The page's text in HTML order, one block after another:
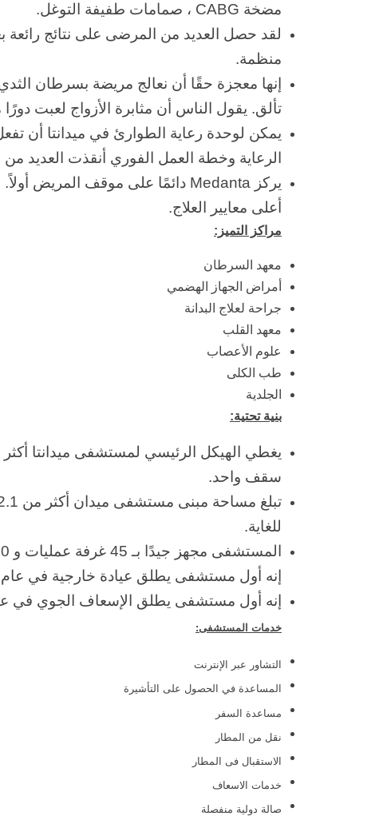
مضخة CABG ، صمامات طفيفة التوغل.
لقد حصل العديد من المرضى على نتائج رائعة
منظمة.
إنها معجزة حقًا أن نعالج مريضة بسرطان
تألق. يقول الناس أن مثابرة الأزواج لعبت
يمكن لوحدة رعاية الطوارئ في ميدانتا أن
الرعاية وخطة العمل الفوري أنقذت العديد
يركز Medanta دائمًا على موقف المريض أولاً. ومن ثم ، فإن كل شخص يتلقى
أعلى معايير العلاج.
مراكز التميز:
معهد السرطان
أمراض الجهاز الهضمي
جراحة لعلاج البدانة
معهد القلب
علوم الأعصاب
طب الكلى
الجلدية
بنية تحتية:
سقف واحد.
للغاية.
إنه أول مستشفى يطلق عيادة خارجية في عام 2013.
إنه أول مستشفى يطلق الإسعاف الجوي في عام
خدمات المستشفى:
التشاور عبر الإنترنت
المساعدة في الحصول على التأشيرة
مساعدة السفر
نقل من المطار
الاستقبال فى المطار
خدمات الاسعاف
صالة دولية منفصلة